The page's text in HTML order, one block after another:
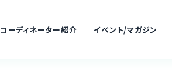
コーディネーター紹介 イベント/マガジン